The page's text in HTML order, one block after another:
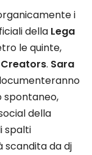
i
della Lega
le quinte,
. Sara
spontaneo,
della
spalti
scandita da dj